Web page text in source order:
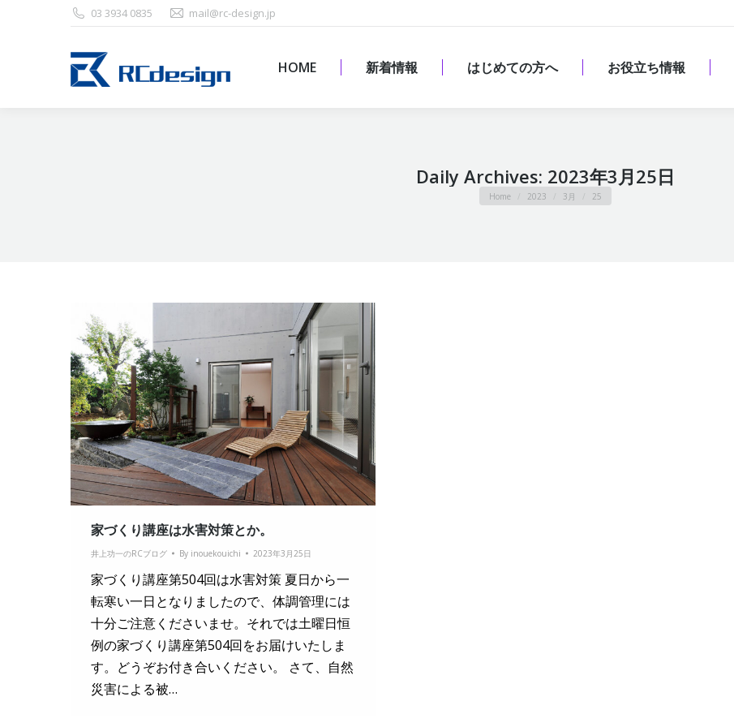
03 3934 0835 mail@rc-design.jp
HOME 新着情報 はじめての方へ お役立ち情報
Daily Archives: 2023年3月25日
You are here:
Home 2023 3月 25
家づくり講座は水害対策とか。
井上功一のRCブログ By inouekouichi 2023年3月25日
家づくり講座第504回は水害対策 夏日から一
転寒い一日となりましたので、体調管理には
十分ご注意くださいませ。それでは土曜日恒
例の家づくり講座第504回をお届けいたしま
す。どうぞお付き合いください。 さて、自然
災害による被…
HOME 新着情報 はじめての方へ お役立ち情報